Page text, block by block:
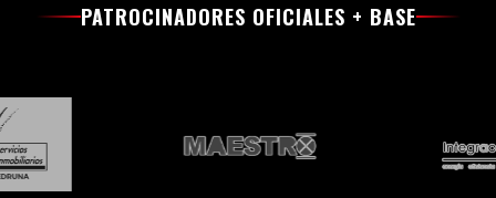
PATROCINADORES OFICIALES + BASE